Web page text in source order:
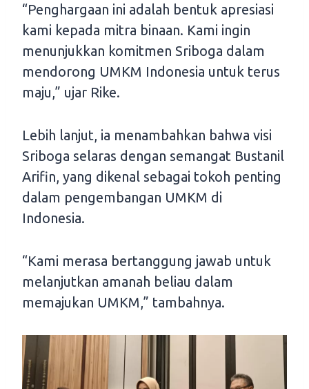
“Penghargaan ini adalah bentuk apresiasi
kami kepada mitra binaan. Kami ingin
menunjukkan komitmen Sriboga dalam
mendorong UMKM Indonesia untuk terus
maju,” ujar Rike.
Lebih lanjut, ia menambahkan bahwa visi
Sriboga selaras dengan semangat Bustanil
Arifin, yang dikenal sebagai tokoh penting
dalam pengembangan UMKM di
Indonesia.
“Kami merasa bertanggung jawab untuk
melanjutkan amanah beliau dalam
memajukan UMKM,” tambahnya.